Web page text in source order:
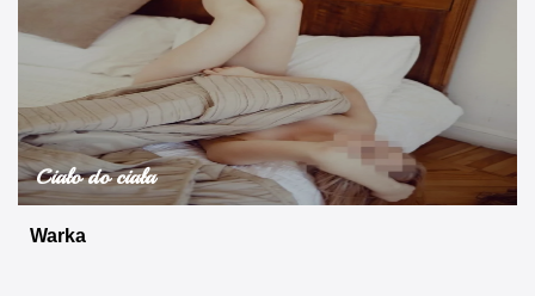
Ciało do ciała
Warka